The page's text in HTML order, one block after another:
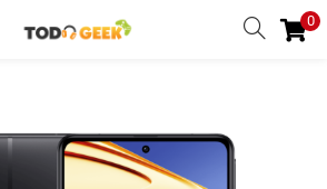
0
REGISTRARSE